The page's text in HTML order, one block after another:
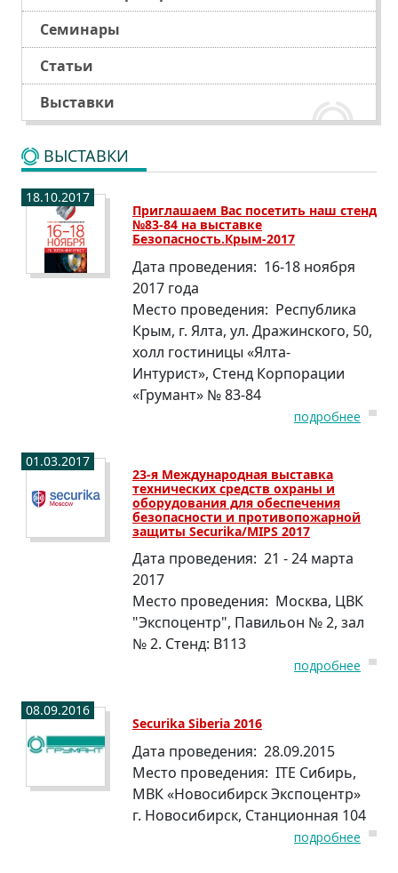
Семинары
Статьи
Выставки
ВЫСТАВКИ
18.10.2017
Приглашаем Вас посетить наш стенд
№83-84 на выставке
Безопасность.Крым-2017
Дата проведения: 16-18 ноября
2017 года
Место проведения: Республика
Крым, г. Ялта, ул. Дражинского, 50,
холл гостиницы «Ялта-
Интурист», Стенд Корпорации
«Грумант» № 83-84
подробнее
01.03.2017
23-я Международная выставка
технических средств охраны и
оборудования для обеспечения
безопасности и противопожарной
защиты Securika/MIPS 2017
Дата проведения: 21 - 24 марта
2017
Место проведения: Москва, ЦВК
"Экспоцентр", Павильон № 2, зал
№ 2. Стенд: В113
подробнее
08.09.2016
Securika Siberia 2016
Дата проведения: 28.09.2015
Место проведения: ITE Сибирь,
МВК «Новосибирск Экспоцентр»
г. Новосибирск, Станционная 104
подробнее